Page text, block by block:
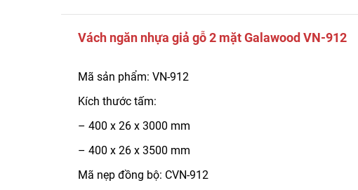
Vách ngăn nhựa giả gỗ 2 mặt Galawood VN-912
Mã sản phẩm: VN-912
Kích thước tấm:
– 400 x 26 x 3000 mm
– 400 x 26 x 3500 mm
Mã nẹp đồng bộ: CVN-912